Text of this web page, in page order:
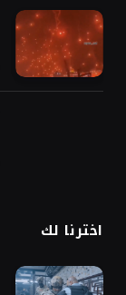
اخترنا لك